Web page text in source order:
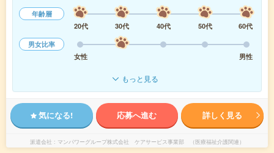
年齢層
20代
30代 40代 50代
60代
男女比率
女性
男性
もっと見る
気になる! 応募へ進む 詳しく見る
派遣会社 マンパワーグループ株式会社 ケアサービス事業部 （医療福祉介護関連）